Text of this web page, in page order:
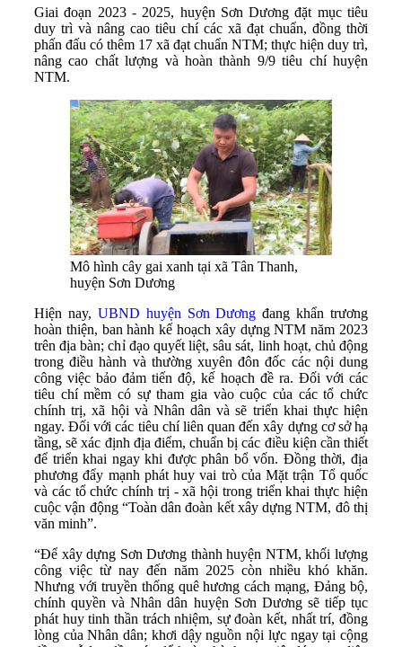
Giai đoạn 2023 - 2025, huyện Sơn Dương đặt mục tiêu
duy trì và nâng cao tiêu chí các xã đạt chuẩn, đồng thời
phấn đấu có thêm 17 xã đạt chuẩn NTM; thực hiện duy trì,
nâng cao chất lượng và hoàn thành 9/9 tiêu chí huyện
NTM.
Mô hình cây gai xanh tại xã Tân Thanh,
huyện Sơn Dương
Hiện nay, UBND huyện Sơn Dương đang khẩn trương
hoàn thiện, ban hành kế hoạch xây dựng NTM năm 2023
trên địa bàn; chỉ đạo quyết liệt, sâu sát, linh hoạt, chủ động
trong điều hành và thường xuyên đôn đốc các nội dung
công việc bảo đảm tiến độ, kế hoạch đề ra. Đối với các
tiêu chí mềm có sự tham gia vào cuộc của các tổ chức
chính trị, xã hội và Nhân dânvàsẽ triển khai thực hiện
ngay. Đối với các tiêu chí liên quan đến xây dựng cơ sở hạ
tầng, sẽ xác định địa điểm, chuẩn bị các điều kiện cần thiết
để triển khai ngay khi được phân bổ vốn. Đồng thời, địa
phương đẩy mạnh phát huy vai trò của Mặt trận Tổ quốc
và các tổ chức chính trị - xã hội trong triển khai thực hiện
cuộc vận động “Toàn dân đoàn kết xây dựng NTM, đô thị
văn minh”.
“Để xây dựng Sơn Dương thành huyện NTM, khối lượng
công việc từ nay đến năm 2025 còn nhiều khó khăn.
Nhưng với truyền thống quê hương cách mạng, Đảng bộ,
chính quyền và Nhân dân huyện Sơn Dương sẽ tiếp tục
phát huy tinh thần trách nhiệm, sự đoàn kết, nhất trí, đồng
lòng của Nhân dân; khơi dậy nguồn nội lực ngay tại cộng